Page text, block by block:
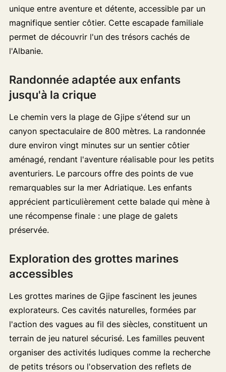
unique entre aventure et détente, accessible par un
magnifique sentier côtier. Cette escapade familiale
permet de découvrir l'un des trésors cachés de
l'Albanie.
Randonnée adaptée aux enfants
jusqu'à la crique
Le chemin vers la plage de Gjipe s'étend sur un
canyon spectaculaire de 800 mètres. La randonnée
dure environ vingt minutes sur un sentier côtier
aménagé, rendant l'aventure réalisable pour les petits
aventuriers. Le parcours offre des points de vue
remarquables sur la mer Adriatique. Les enfants
apprécient particulièrement cette balade qui mène à
une récompense finale : une plage de galets
préservée.
Exploration des grottes marines
accessibles
Les grottes marines de Gjipe fascinent les jeunes
explorateurs. Ces cavités naturelles, formées par
l'action des vagues au fil des siècles, constituent un
terrain de jeu naturel sécurisé. Les familles peuvent
organiser des activités ludiques comme la recherche
de petits trésors ou l'observation des reflets de